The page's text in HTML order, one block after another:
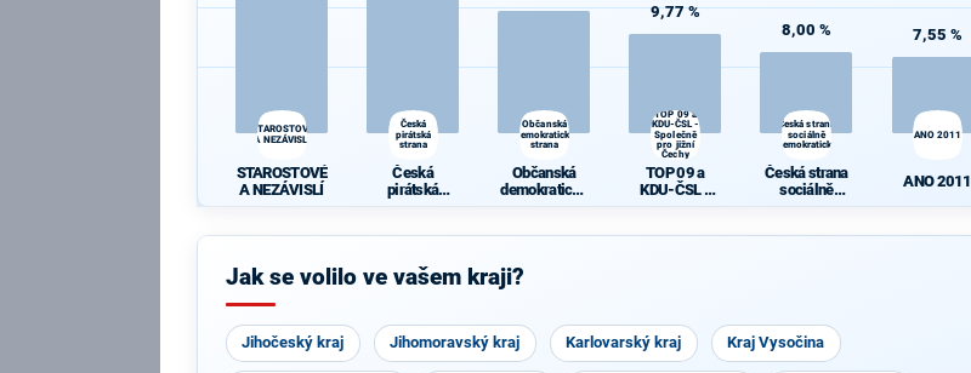
STAROSTOVÉ
A NEZÁVISLÍ
STAROSTOVÉ
A NEZÁVISLÍ
Česká
pirátská
strana
Česká
pirátská
Občanská
demokratická
strana
Občanská
demokratická
9,77 %
TOP 09 a
KDU-ČSL -
Společně
pro jižní
Čechy
TOP 09 a
KDU-ČSL -
8,00 %
Česká strana
sociálně
demokratická
Česká strana
sociálně
7,55 %
ANO 2011
ANO 2011
Jak se volilo ve vašem kraji?
Jihočeský kraj Jihomoravský kraj Karlovarský kraj Kraj Vysočina